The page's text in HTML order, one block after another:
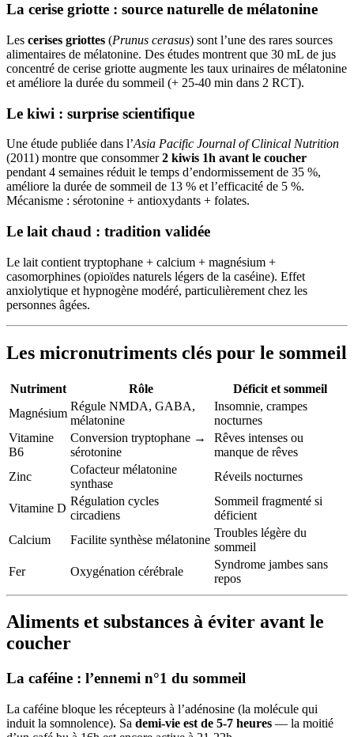
La cerise griotte : source naturelle de mélatonine
Les cerises griottes (Prunus cerasus) sont l’une des rares sources
alimentaires de mélatonine. Des études montrent que 30 mL de jus
concentré de cerise griotte augmente les taux urinaires de mélatonine
et améliore la durée du sommeil (+ 25-40 min dans 2 RCT).
Le kiwi : surprise scientifique
Une étude publiée dans l’Asia Pacific Journal of Clinical Nutrition
(2011) montre que consommer2 kiwis 1h avant le coucher
pendant 4 semaines réduit le temps d’endormissement de 35 %,
améliore la durée de sommeil de 13 % et l’efficacité de 5 %.
Mécanisme : sérotonine + antioxydants + folates.
Le lait chaud : tradition validée
Le lait contient tryptophane + calcium + magnésium +
casomorphines (opioïdes naturels légers de la caséine). Effet
anxiolytique et hypnogène modéré, particulièrement chez les
personnes âgées.
Les micronutriments clés pour le sommeil
Nutriment Rôle
Déficit et sommeil
Magnésium
Régule NMDA, GABA,
mélatonine
Insomnie, crampes
nocturnes
Vitamine
B6
Conversion tryptophane →
sérotonine
Rêves intenses ou
manque de rêves
Zinc
Cofacteur mélatonine
synthase
Réveils nocturnes
Vitamine D
Régulation cycles
circadiens
Sommeil fragmenté si
déficient
Calcium
Facilite synthèse mélatonine
Troubles légère du
sommeil
Fer
Oxygénation cérébrale
Syndrome jambes sans
repos
Aliments et substances à éviter avant le
coucher
La caféine : l’ennemi n°1 du sommeil
La caféine bloque les récepteurs à l’adénosine (la molécule qui
induit la somnolence). Sa demi-vie est de 5-7 heures — la moitié